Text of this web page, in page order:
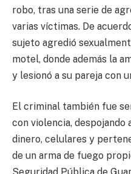
robo, tras una serie de
varias víctimas. De
sujeto agredió
motel, donde además la
y lesionó a su pareja con
El criminal también fue
con violencia, despojando
dinero, celulares y
de un arma de fuego